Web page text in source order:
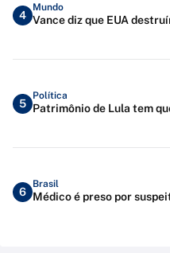
4
Mundo
Vance diz que EUA
5
Política
Patrimônio de Lula tem
6
Brasil
Médico é preso por